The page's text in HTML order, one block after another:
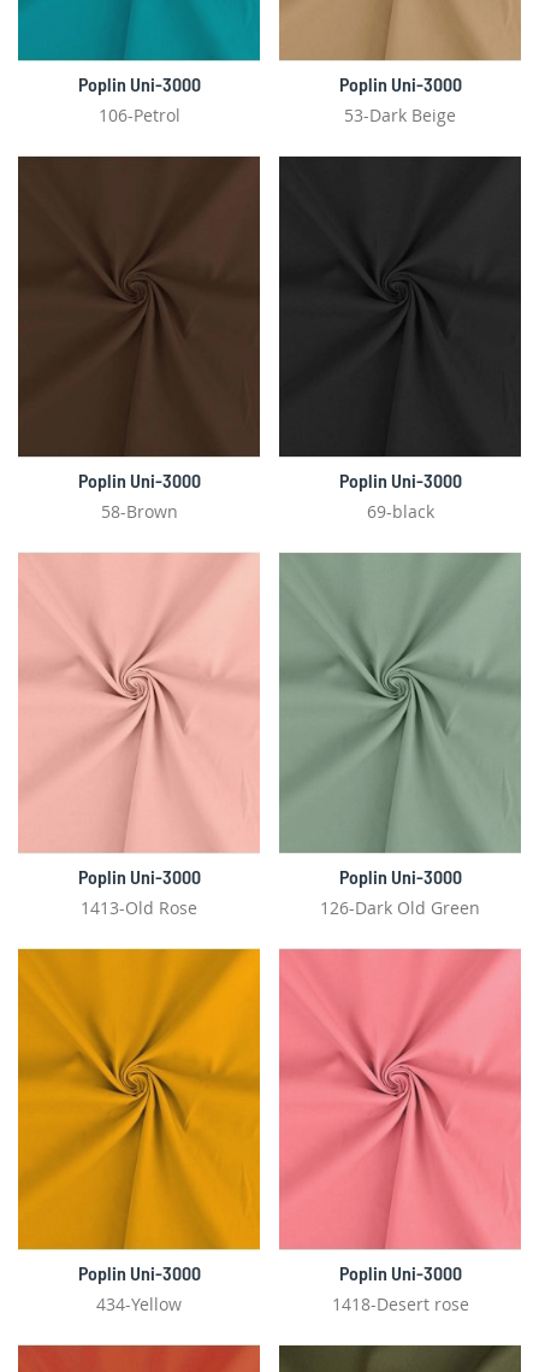
Poplin Uni-3000
106-Petrol
Poplin Uni-3000
53-Dark Beige
Poplin Uni-3000
58-Brown
Poplin Uni-3000
69-black
Poplin Uni-3000
1413-Old Rose
Poplin Uni-3000
126-Dark Old Green
Poplin Uni-3000
434-Yellow
Poplin Uni-3000
1418-Desert rose